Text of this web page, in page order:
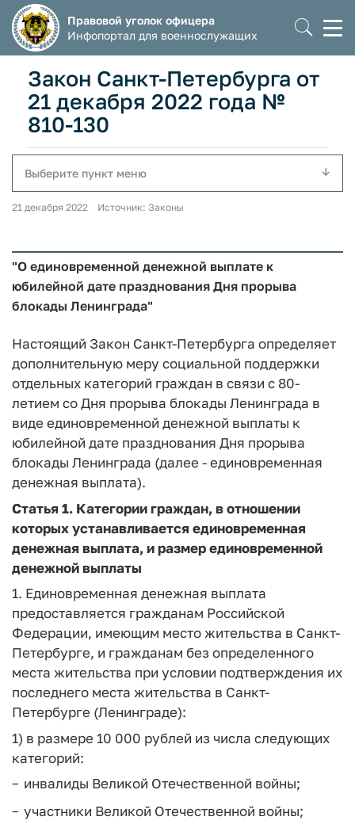
Правовой уголок офицера
Инфопортал для военнослужащих
Закон Санкт-Петербурга от
21 декабря 2022 года №
810-130
Выберите пункт меню
21 декабря 2022 Источник: Законы
"О единовременной денежной выплате к
юбилейной дате празднования Дня прорыва
блокады Ленинграда"
Настоящий Закон Санкт-Петербурга определяет
дополнительную меру социальной поддержки
отдельных категорий граждан в связи с 80-
летием со Дня прорыва блокады Ленинграда в
виде единовременной денежной выплаты к
юбилейной дате празднования Дня прорыва
блокады Ленинграда (далее - единовременная
денежная выплата).
Статья 1. Категории граждан, в отношении
которых устанавливается единовременная
денежная выплата, и размер единовременной
денежной выплаты
1. Единовременная денежная выплата
предоставляется гражданам Российской
Федерации, имеющим место жительства в Санкт-
Петербурге, и гражданам без определенного
места жительства при условии подтверждения их
последнего места жительства в Санкт-
Петербурге (Ленинграде):
1) в размере 10 000 рублей из числа следующих
категорий:
инвалиды Великой Отечественной войны;
участники Великой Отечественной войны;